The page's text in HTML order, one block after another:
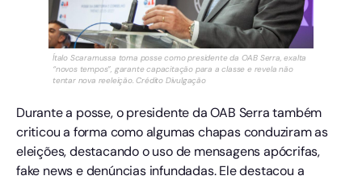
Ítalo Scaramussa toma posse como presidente da OAB Serra, exalta
“novos tempos”, garante capacitação para a classe e revela não
tentar nova reeleição. Crédito Divulgação
Durante a posse, o presidente da OAB Serra também
criticou a forma como algumas chapas conduziram as
eleições, destacando o uso de mensagens apócrifas,
fake news e denúncias infundadas. Ele destacou a